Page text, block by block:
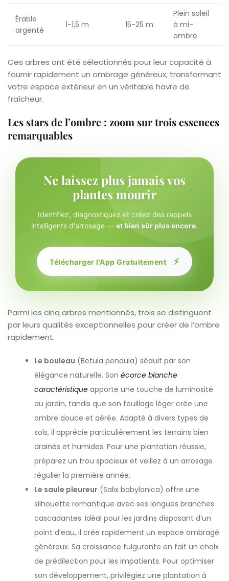
Érable
argenté
1-1,5 m 15-25 m
Plein soleil
à mi-
ombre
Ces arbres ont été sélectionnés pour leur capacité à
fournir rapidement un ombrage généreux, transformant
votre espace extérieur en un véritable havre de
fraîcheur.
Les stars de l’ombre : zoom sur trois essences
remarquables
Ne laissez plus jamais vos
plantes mourir
Identifiez, diagnostiquez et créez des rappels
intelligents d'arrosage — et bien sûr plus encore.
Télécharger l'App Gratuitement ⚡
Parmi les cinq arbres mentionnés, trois se distinguent
par leurs qualités exceptionnelles pour créer de l’ombre
rapidement.
Le bouleau (Betula pendula) séduit par son
élégance naturelle. Sonécorce blanche
caractéristique apporte une touche de luminosité
au jardin, tandis que son feuillage léger crée une
ombre douce et aérée. Adapté à divers types de
sols, il apprécie particulièrement les terrains bien
drainés et humides. Pour une plantation réussie,
préparez un trou spacieux et veillez à un arrosage
régulier la première année.
Le saule pleureur (Salix babylonica) offre une
silhouette romantique avec ses longues branches
cascadantes. Idéal pour les jardins disposant d’un
point d’eau, il crée rapidement un espace ombragé
généreux. Sa croissance fulgurante en fait un choix
de prédilection pour les impatients. Pour optimiser
son développement, privilégiez une plantation à